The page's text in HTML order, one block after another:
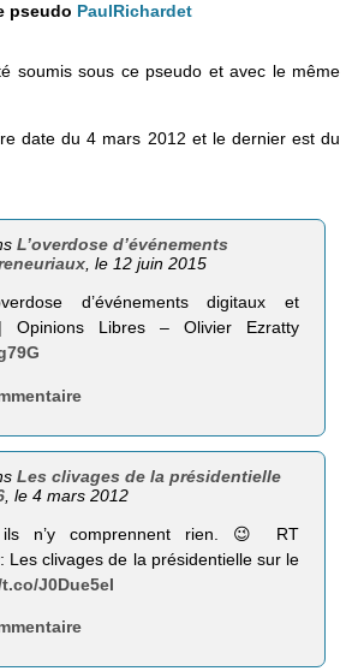
pseudo PaulRichardet
soumis sous ce pseudo et avec le même
date du 4 mars 2012 et le dernier est du
L’overdose d’événements
, le 12 juin 2015
d’événements digitaux et
| Opinions Libres – Olivier Ezratty
Les clivages de la présidentielle
, le 4 mars 2012
n’y comprennent rien. 😉 RT
Les clivages de la présidentielle sur le
J0Due5eI